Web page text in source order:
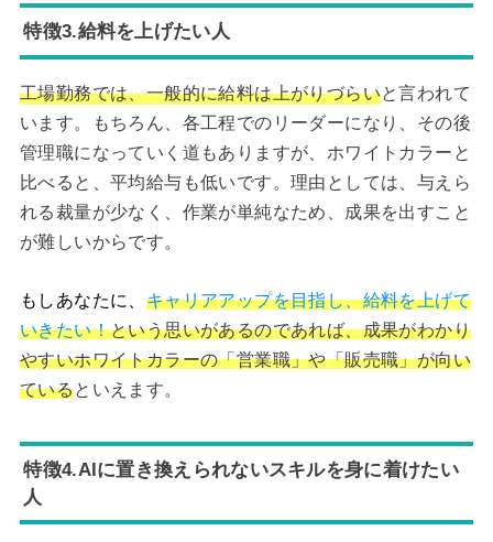
特徴3.給料を上げたい人
工場勤務では、一般的に給料は上がりづらいと言われて
います。もちろん、各工程でのリーダーになり、その後
管理職になっていく道もありますが、ホワイトカラーと
比べると、平均給与も低いです。理由としては、与えら
れる裁量が少なく、作業が単純なため、成果を出すこと
が難しいからです。
もしあなたに、 キャリアアップを目指し、給料を上げて
いきたい！という思いがあるのであれば、成果がわかり
やすいホワイトカラーの「営業職」や「販売職」が向い
ているといえます。
特徴4.AIに置き換えられないスキルを身に着けたい
人